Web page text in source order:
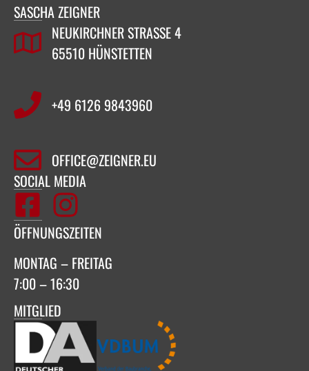
SASCHA ZEIGNER
NEUKIRCHNER STRASSE 4
65510 HÜNSTETTEN
+49 6126 9843960‬
OFFICE@ZEIGNER.EU
SOCIAL MEDIA
ÖFFNUNGSZEITEN
MONTAG – FREITAG
7:00 – 16:30
MITGLIED